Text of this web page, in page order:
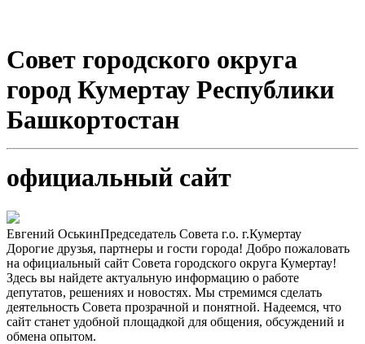
Совет городского округа
город Кумертау Республики
Башкортостан
официальный сайт
Евгений ОськинПредседатель Совета г.о. г.Кумертау
Дорогие друзья, партнеры и гости города! Добро пожаловать
на официальный сайт Совета городского округа Кумертау!
Здесь вы найдете актуальную информацию о работе
депутатов, решениях и новостях. Мы стремимся сделать
деятельность Совета прозрачной и понятной. Надеемся, что
сайт станет удобной площадкой для общения, обсуждений и
обмена опытом.